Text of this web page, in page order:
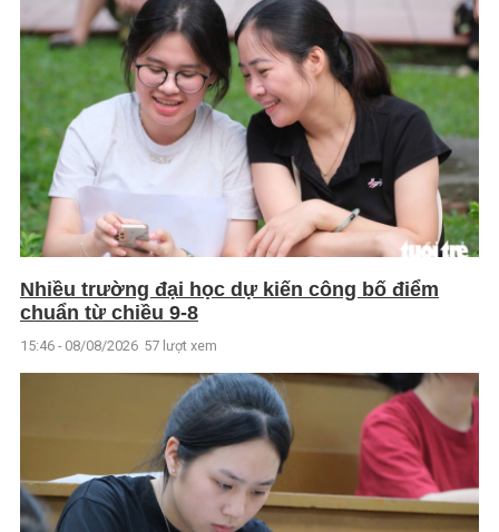
Nhiều trường đại học dự kiến công bố điểm
chuẩn từ chiều 9-8
15:46 - 08/08/2026 57 lượt xem